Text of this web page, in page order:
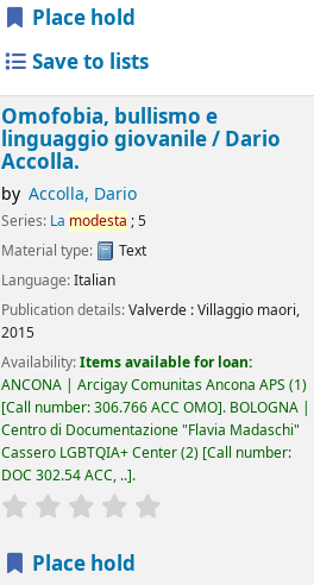
Place hold
Save to lists
Omofobia, bullismo e
linguaggio giovanile / Dario
Accolla.
by Accolla, Dario
Series: La modesta ; 5
Material type:
Text
Language:Italian
Publication details:Valverde :Villaggio maori,
2015
Availability:Items available for loan:
ANCONA | Arcigay Comunitas Ancona APS (1)
Call number:306.766 ACC OMO . BOLOGNA |
Centro di Documentazione "Flavia Madaschi"
Cassero LGBTQIA+ Center(2) Call number:
DOC 302.54 ACC, .. .
star rating
Place hold